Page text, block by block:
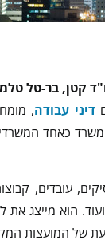
קטן, בר-טל
דיני עבודה,
כאחד
עובדים,
הוא מייצג את
של המועצות